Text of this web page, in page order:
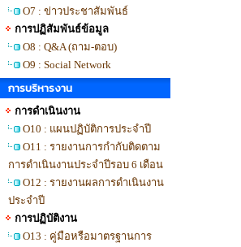
O7 : ข่าวประชาสัมพันธ์
การปฏิสัมพันธ์ข้อมูล
O8 : Q&A (ถาม-ตอบ)
O9 : Social Network
การบริหารงาน
การดำเนินงาน
O10 : แผนปฏิบัติการประจำปี
O11 : รายงานการกำกับติดตาม
การดำเนินงานประจำปีรอบ 6 เดือน
O12 : รายงานผลการดำเนินงาน
ประจำปี
การปฏิบัติงาน
O13 : คู่มือหรือมาตรฐานการ